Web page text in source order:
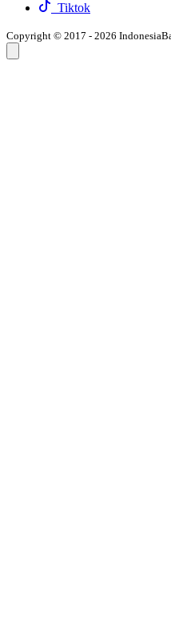
Tiktok
Copyright © 2017 - 2026